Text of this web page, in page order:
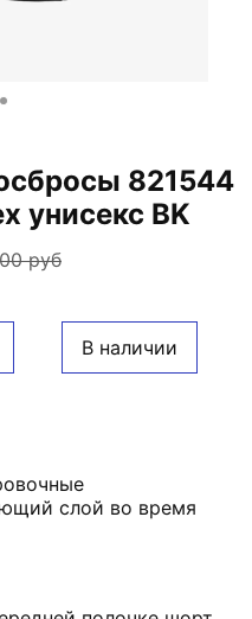
821544
унисекс BK
руб
В наличии
слой во время